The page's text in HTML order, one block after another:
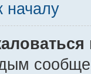
началу